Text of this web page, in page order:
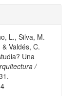
L., Silva, M.
Valdés, C.
Una
/